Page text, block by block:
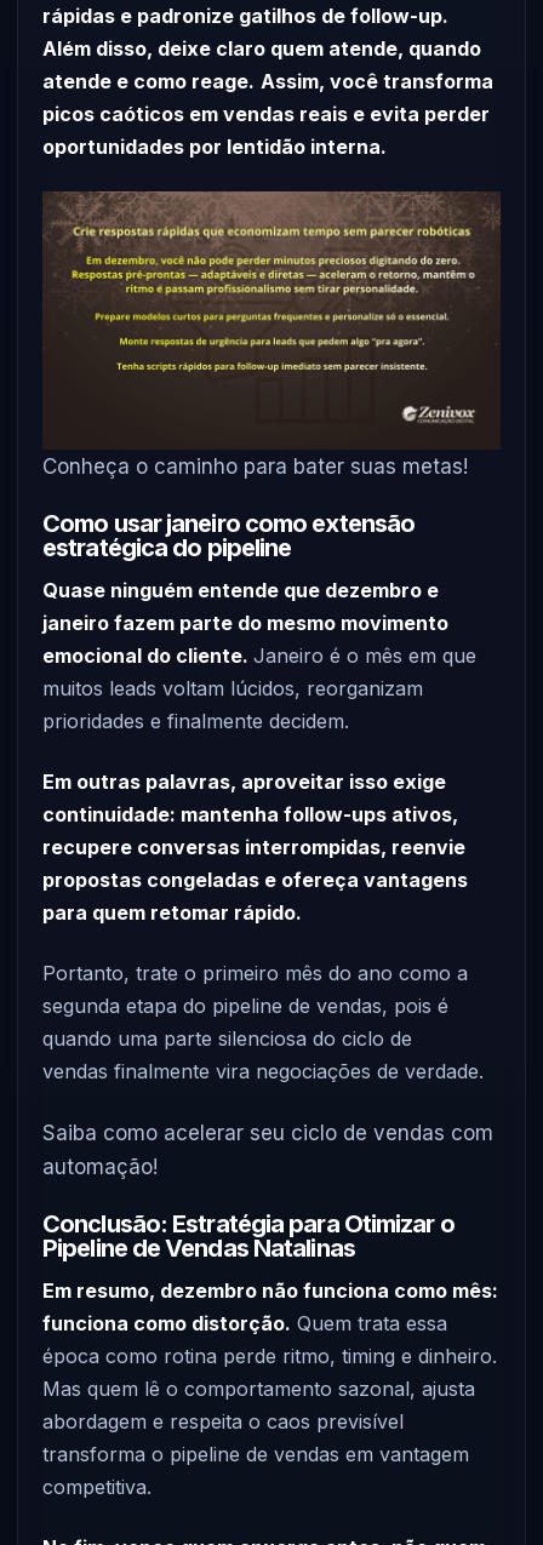
rápidas e padronize gatilhos de follow-up.
Além disso, deixe claro quem atende, quando
atende e como reage. Assim, você transforma
picos caóticos em vendas reais e evita perder
oportunidades por lentidão interna.
Conheça o caminho para bater suas metas!
Como usar janeiro como extensão
estratégica do pipeline
Quase ninguém entende que dezembro e
janeiro fazem parte do mesmo movimento
emocional do cliente. Janeiro é o mês em que
muitos leads voltam lúcidos, reorganizam
prioridades e finalmente decidem.
Em outras palavras, aproveitar isso exige
continuidade: mantenha follow-ups ativos,
recupere conversas interrompidas, reenvie
propostas congeladas e ofereça vantagens
para quem retomar rápido.
Portanto, trate o primeiro mês do ano como a
segunda etapa do pipeline de vendas, pois é
quando uma parte silenciosa do ciclo de
vendas finalmente vira negociações de verdade.
Saiba como acelerar seu ciclo de vendas com
automação!
Conclusão: Estratégia para Otimizar o
Pipeline de Vendas Natalinas
Em resumo, dezembro não funciona como mês:
funciona como distorção. Quem trata essa
época como rotina perde ritmo, timing e dinheiro.
Mas quem lê o comportamento sazonal, ajusta
abordagem e respeita o caos previsível
transforma o pipeline de vendas em vantagem
competitiva.